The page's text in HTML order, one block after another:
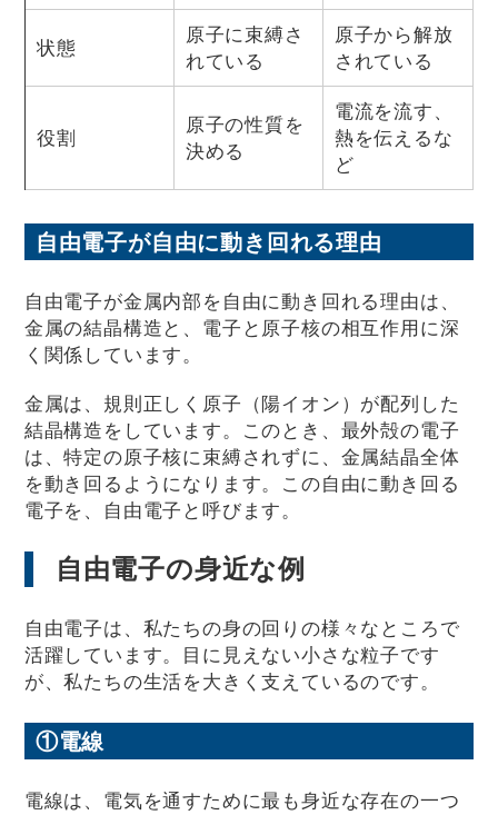
状態
原子に束縛さ
れている
原子から解放
されている
役割
原子の性質を
決める
電流を流す、
熱を伝えるな
ど
自由電子が自由に動き回れる理由
自由電子が金属内部を自由に動き回れる理由は、
金属の結晶構造と、電子と原子核の相互作用に深
く関係しています。
金属は、規則正しく原子（陽イオン）が配列した
結晶構造をしています。このとき、最外殻の電子
は、特定の原子核に束縛されずに、金属結晶全体
を動き回るようになります。この自由に動き回る
電子を、自由電子と呼びます。
自由電子の身近な例
自由電子は、私たちの身の回りの様々なところで
活躍しています。目に見えない小さな粒子です
が、私たちの生活を大きく支えているのです。
①電線
電線は、電気を通すために最も身近な存在の一つ